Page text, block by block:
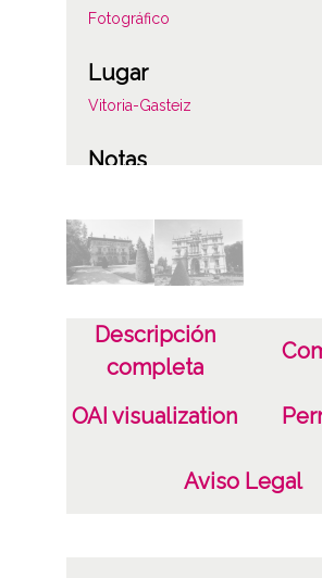
Fotográfico
Lugar
Vitoria-Gasteiz
Notas
Licencia de las
CC BY-NC-SA 4.0
Descripción
completa
OAI visualization
Aviso Legal